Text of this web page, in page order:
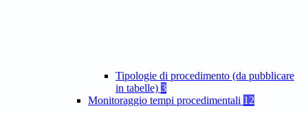
Tipologie di procedimento (da pubblicare
in tabelle) 3
Monitoraggio tempi procedimentali 12